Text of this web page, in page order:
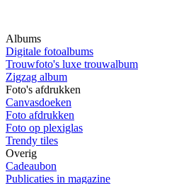
Albums
Digitale fotoalbums
Trouwfoto's luxe trouwalbum
Zigzag album
Foto's afdrukken
Canvasdoeken
Foto afdrukken
Foto op plexiglas
Trendy tiles
Overig
Cadeaubon
Publicaties in magazine